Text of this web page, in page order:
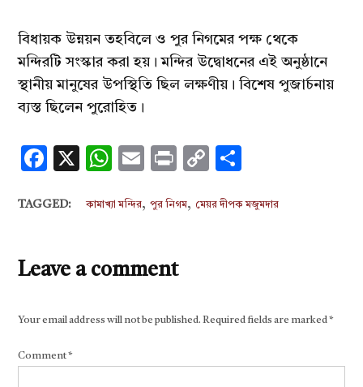
বিধায়ক উন্নয়ন তহবিলে ও পুর নিগমের পক্ষ থেকে
মন্দিরটি সংস্কার করা হয়। মন্দির উদ্বোধনের এই অনুষ্ঠানে
স্থানীয় মানুষের উপস্থিতি ছিল লক্ষণীয়। বিশেষ পুজার্চনায়
ব্যস্ত ছিলেন পুরোহিত।
Facebook
X WhatsApp
EmailPrintCopy
TAGGED: কামাখ্যা মন্দির,পুর নিগম, মেয়র দীপক মজুমদার
Leave a comment
Your email address will not be published. Required fields are marked*
Comment*